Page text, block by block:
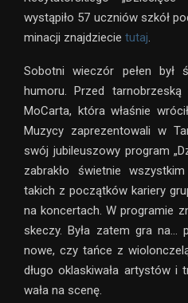
wystą­piło 57 uczniów szkół
mi­na­cji znaj­dzie­cie tutaj.
Sobotni wie­czór pełen był
humoru. Przed tar­no­brze­ską
MoCarta, która wła­śnie
Muzycy zapre­zen­to­wali w
swój jubi­le­uszowy pro­gram
zabra­kło świet­nie
takich z począt­ków kariery
na kon­cer­tach. W pro­gra­mie
ske­czy. Była zatem gra
nowe, czy tańce z
długo okla­ski­wała arty­stów i
wała na scenę.